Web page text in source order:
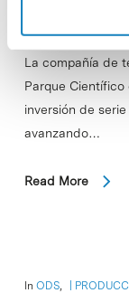
La compañía de
Parque
inversión de
avanzando…
Read More
In ODS,